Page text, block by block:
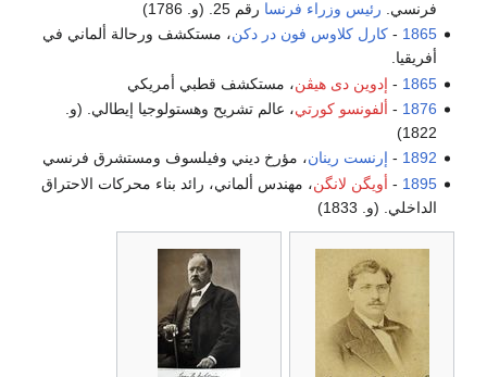
فرنسي. رئيس وزراء فرنسا رقم 25. (و. 1786)
1865
-كارل كلاوس فون در دكن، مستكشف ورحالة ألماني في
أفريقيا.
1865
- إدوين دى هيڤن، مستكشف قطبي أمريكي
1876
- ألفونسو كورتي، عالم تشريح وهستولوجيا إيطالي. (و.
1822)
1892
- إرنست رينان، مؤرخ ديني وفيلسوف ومستشرق فرنسي
1895
- أويگن لانگن، مهندس ألماني، رائد بناء محركات الاحتراق
الداخلي. (و. 1833)